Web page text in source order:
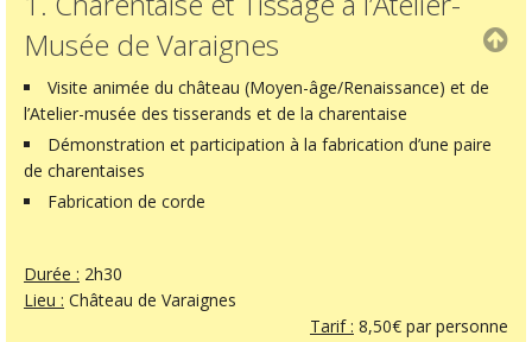
Musée de Varaignes
Visite animée du château (Moyen-âge/Renaissance) et de
l’Atelier-musée des tisserands et de la charentaise
Démonstration et participation à la fabrication d’une paire
de charentaises
Fabrication de corde
Durée : 2h30
Lieu : Château de Varaignes
Tarif : 8,50€ par personne